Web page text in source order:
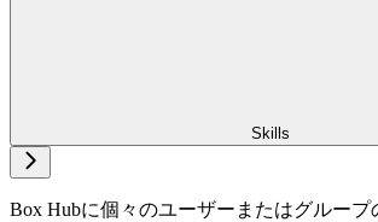
Skills
Box Hubに個々のユーザーまたはグループ